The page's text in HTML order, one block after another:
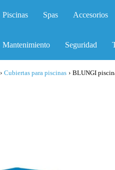
Piscinas Spas Accesorios
Mantenimiento Seguridad
› Cubiertas para piscinas › BLUNGI